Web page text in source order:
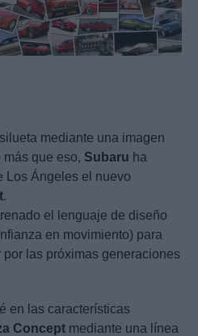
mediante una imagen
que eso, Subaru ha
Los Ángeles el nuevo
.
el lenguaje de diseño
en movimiento) para
las próximas generaciones
en las características
Concept mediante una línea